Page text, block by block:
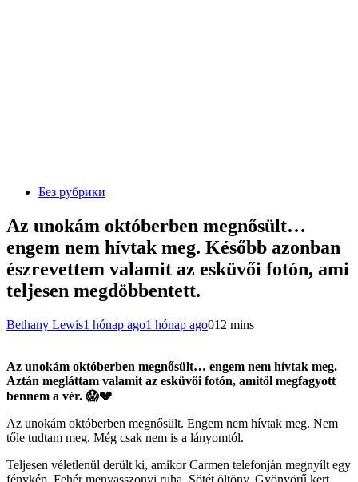
Без рубрики
Az unokám októberben megnősült…
engem nem hívtak meg. Később azonban
észrevettem valamit az esküvői fotón, ami
teljesen megdöbbentett.
Bethany Lewis1 hónap ago1 hónap ago012 mins
Az unokám októberben megnősült… engem nem hívtak meg.
Aztán megláttam valamit az esküvői fotón, amitől megfagyott
bennem a vér. 😱💔
Az unokám októberben megnősült. Engem nem hívtak meg. Nem
tőle tudtam meg. Még csak nem is a lányomtól.
Teljesen véletlenül derült ki, amikor Carmen telefonján megnyílt egy
fénykép. Fehér menyasszonyi ruha. Sötét öltöny. Gyönyörű kert.